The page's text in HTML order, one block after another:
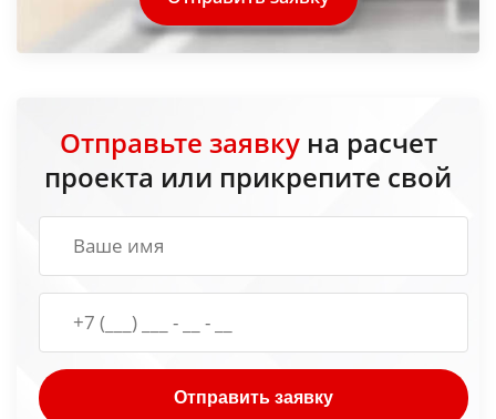
Отправьте заявкуна расчет
проекта или прикрепите свой
Отправить заявку